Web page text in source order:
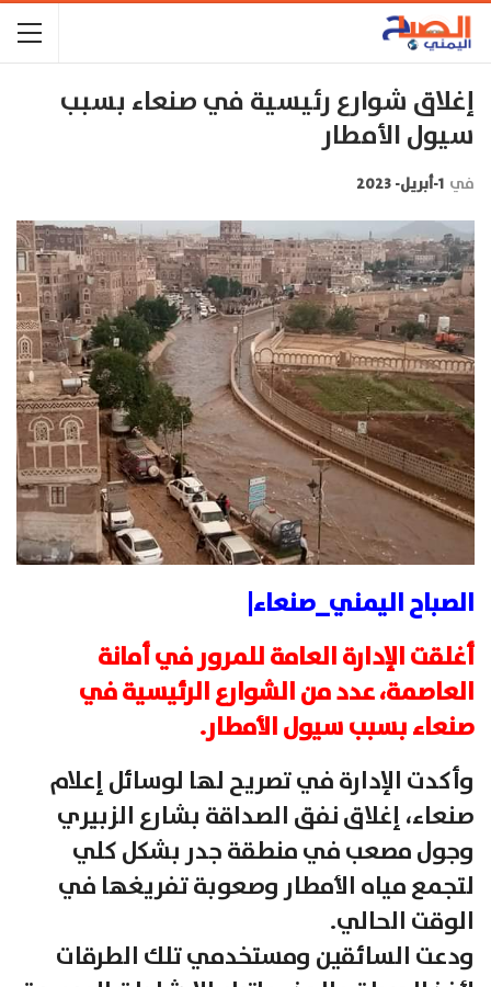
إغلاق شوارع رئيسية في صنعاء بسبب
سيول الأمطار
في 1-أبريل- 2023
الصباح اليمني_صنعاء|
أغلقت الإدارة العامة للمرور في أمانة
العاصمة، عدد من الشوارع الرئيسية في
صنعاء بسبب سيول الأمطار.
وأكدت الإدارة في تصريح لها لوسائل إعلام
صنعاء، إغلاق نفق الصداقة بشارع الزبيري
وجول مصعب في منطقة جدر بشكل كلي
لتجمع مياه الأمطار وصعوبة تفريغها في
الوقت الحالي.
ودعت السائقين ومستخدمي تلك الطرقات